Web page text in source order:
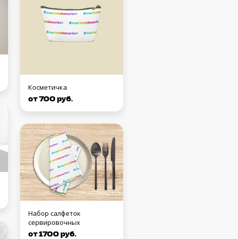
Косметичка
от 700 руб.
Набор салфеток
сервировочных
от 1700 руб.